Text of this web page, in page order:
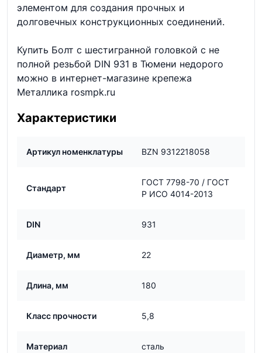
элементом для создания прочных и
долговечных конструкционных соединений.
Купить Болт с шестигранной головкой с не
полной резьбой DIN 931 в Тюмени недорого
можно в интернет-магазине крепежа
Металлика rosmpk.ru
Характеристики
Артикул номенклатуры BZN 9312218058
Стандарт
ГОСТ 7798-70 / ГОСТ
Р ИСО 4014-2013
DIN 931
Диаметр, мм 22
Длина, мм 180
Класс прочности 5,8
Материал сталь